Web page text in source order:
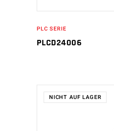
PLC SERIE
PLCD24006
NICHT AUF LAGER